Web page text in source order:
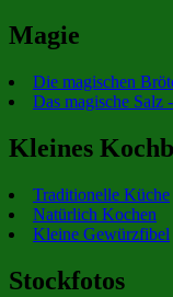
Magie
Die magischen
Das magische Salz
Kleines
Traditionelle Küche
Natürlich Kochen
Kleine Gewürzfibel
Stockfotos